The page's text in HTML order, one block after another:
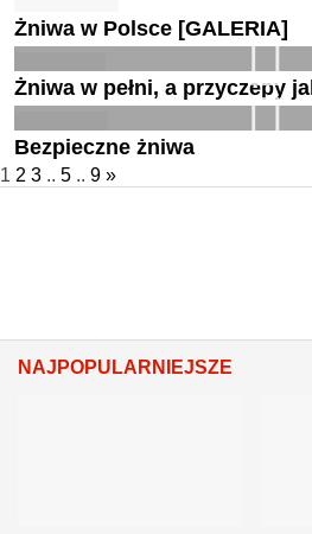
Żniwa w Polsce [GALERIA]
Żniwa w pełni, a przyczepy
Bezpieczne żniwa
1 2 3 .. 5 .. 9 »
NAJPOPULARNIEJSZE